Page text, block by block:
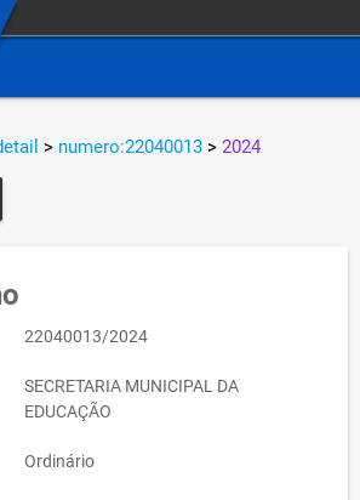
> numero:22040013 > 2024
22040013/2024
SECRETARIA MUNICIPAL DA
EDUCAÇÃO
Ordinário